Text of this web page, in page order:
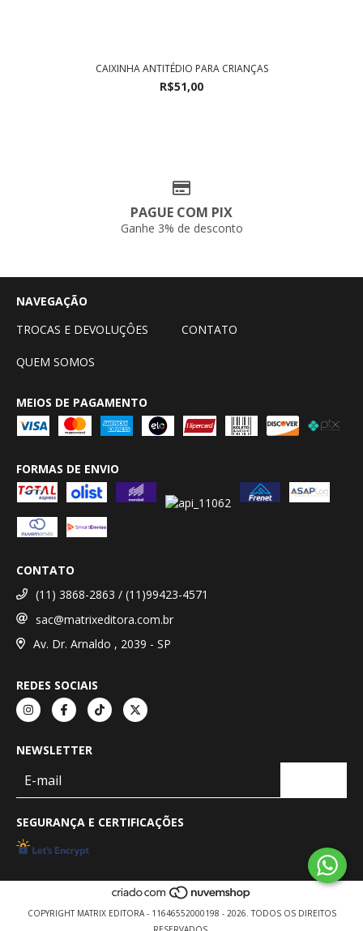
CAIXINHA ANTITÉDIO PARA CRIANÇAS
R$51,00
PAGUE COM PIX
Ganhe 3% de desconto
NAVEGAÇÃO
TROCAS E DEVOLUÇÔES
CONTATO
QUEM SOMOS
MEIOS DE PAGAMENTO
FORMAS DE ENVIO
CONTATO
(11) 3868-2863 / (11)99423-4571
sac@matrixeditora.com.br
Av. Dr. Arnaldo , 2039 - SP
REDES SOCIAIS
NEWSLETTER
SEGURANÇA E CERTIFICAÇÕES
COPYRIGHT MATRIX EDITORA - 11646552000198 - 2026. TODOS OS DIREITOS